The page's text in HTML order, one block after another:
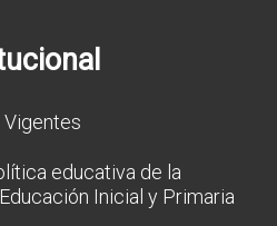
educativa de la
Inicial y Primaria